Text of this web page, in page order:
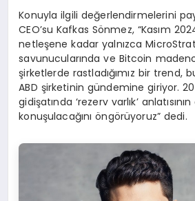
Konuyla ilgili değerlendirmelerini
CEO’su Kafkas Sönmez, “Kasım
netleşene kadar yalnızca
savunucularında ve Bitcoin
şirketlerde rastladığımız bir trend,
ABD şirketinin gündemine giriyor.
gidişatında ‘rezerv varlık’
konuşulacağını öngörüyoruz” dedi.